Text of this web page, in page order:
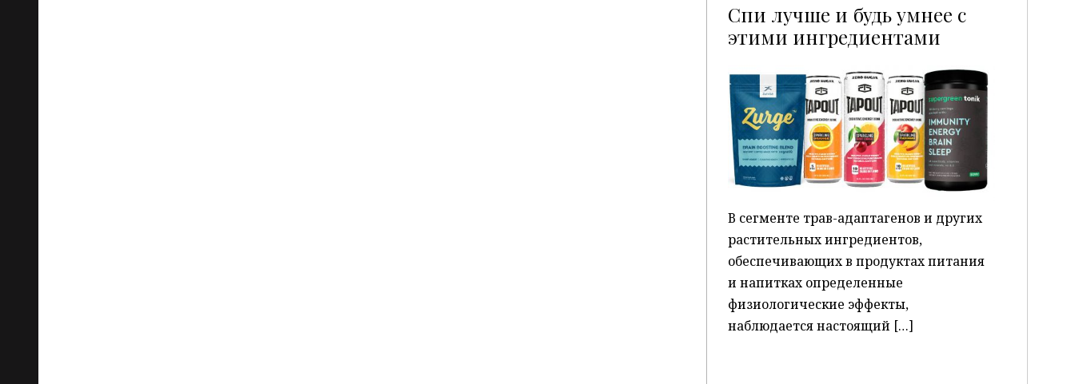
Спи лучше и будь умнее с
этими ингредиентами
P
В сегменте трав-адаптагенов и других
растительных ингредиентов,
обеспечивающих в продуктах питания
и напитках определенные
физиологические эффекты,
наблюдается настоящий […]